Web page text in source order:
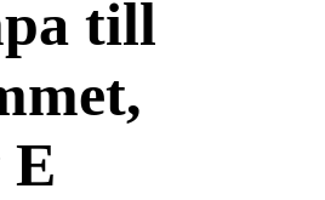
till
E